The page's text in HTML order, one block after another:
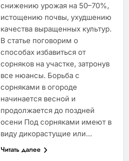
снижению урожая на 50–70%,
истощению почвы, ухудшению
качества выращенных культур.
В статье поговорим о
способах избавиться от
сорняков на участке, затронув
все нюансы. Борьба с
сорняками в огороде
начинается весной и
продолжается до поздней
осени Под сорняками имеют в
виду дикорастущие или…
Читать далее